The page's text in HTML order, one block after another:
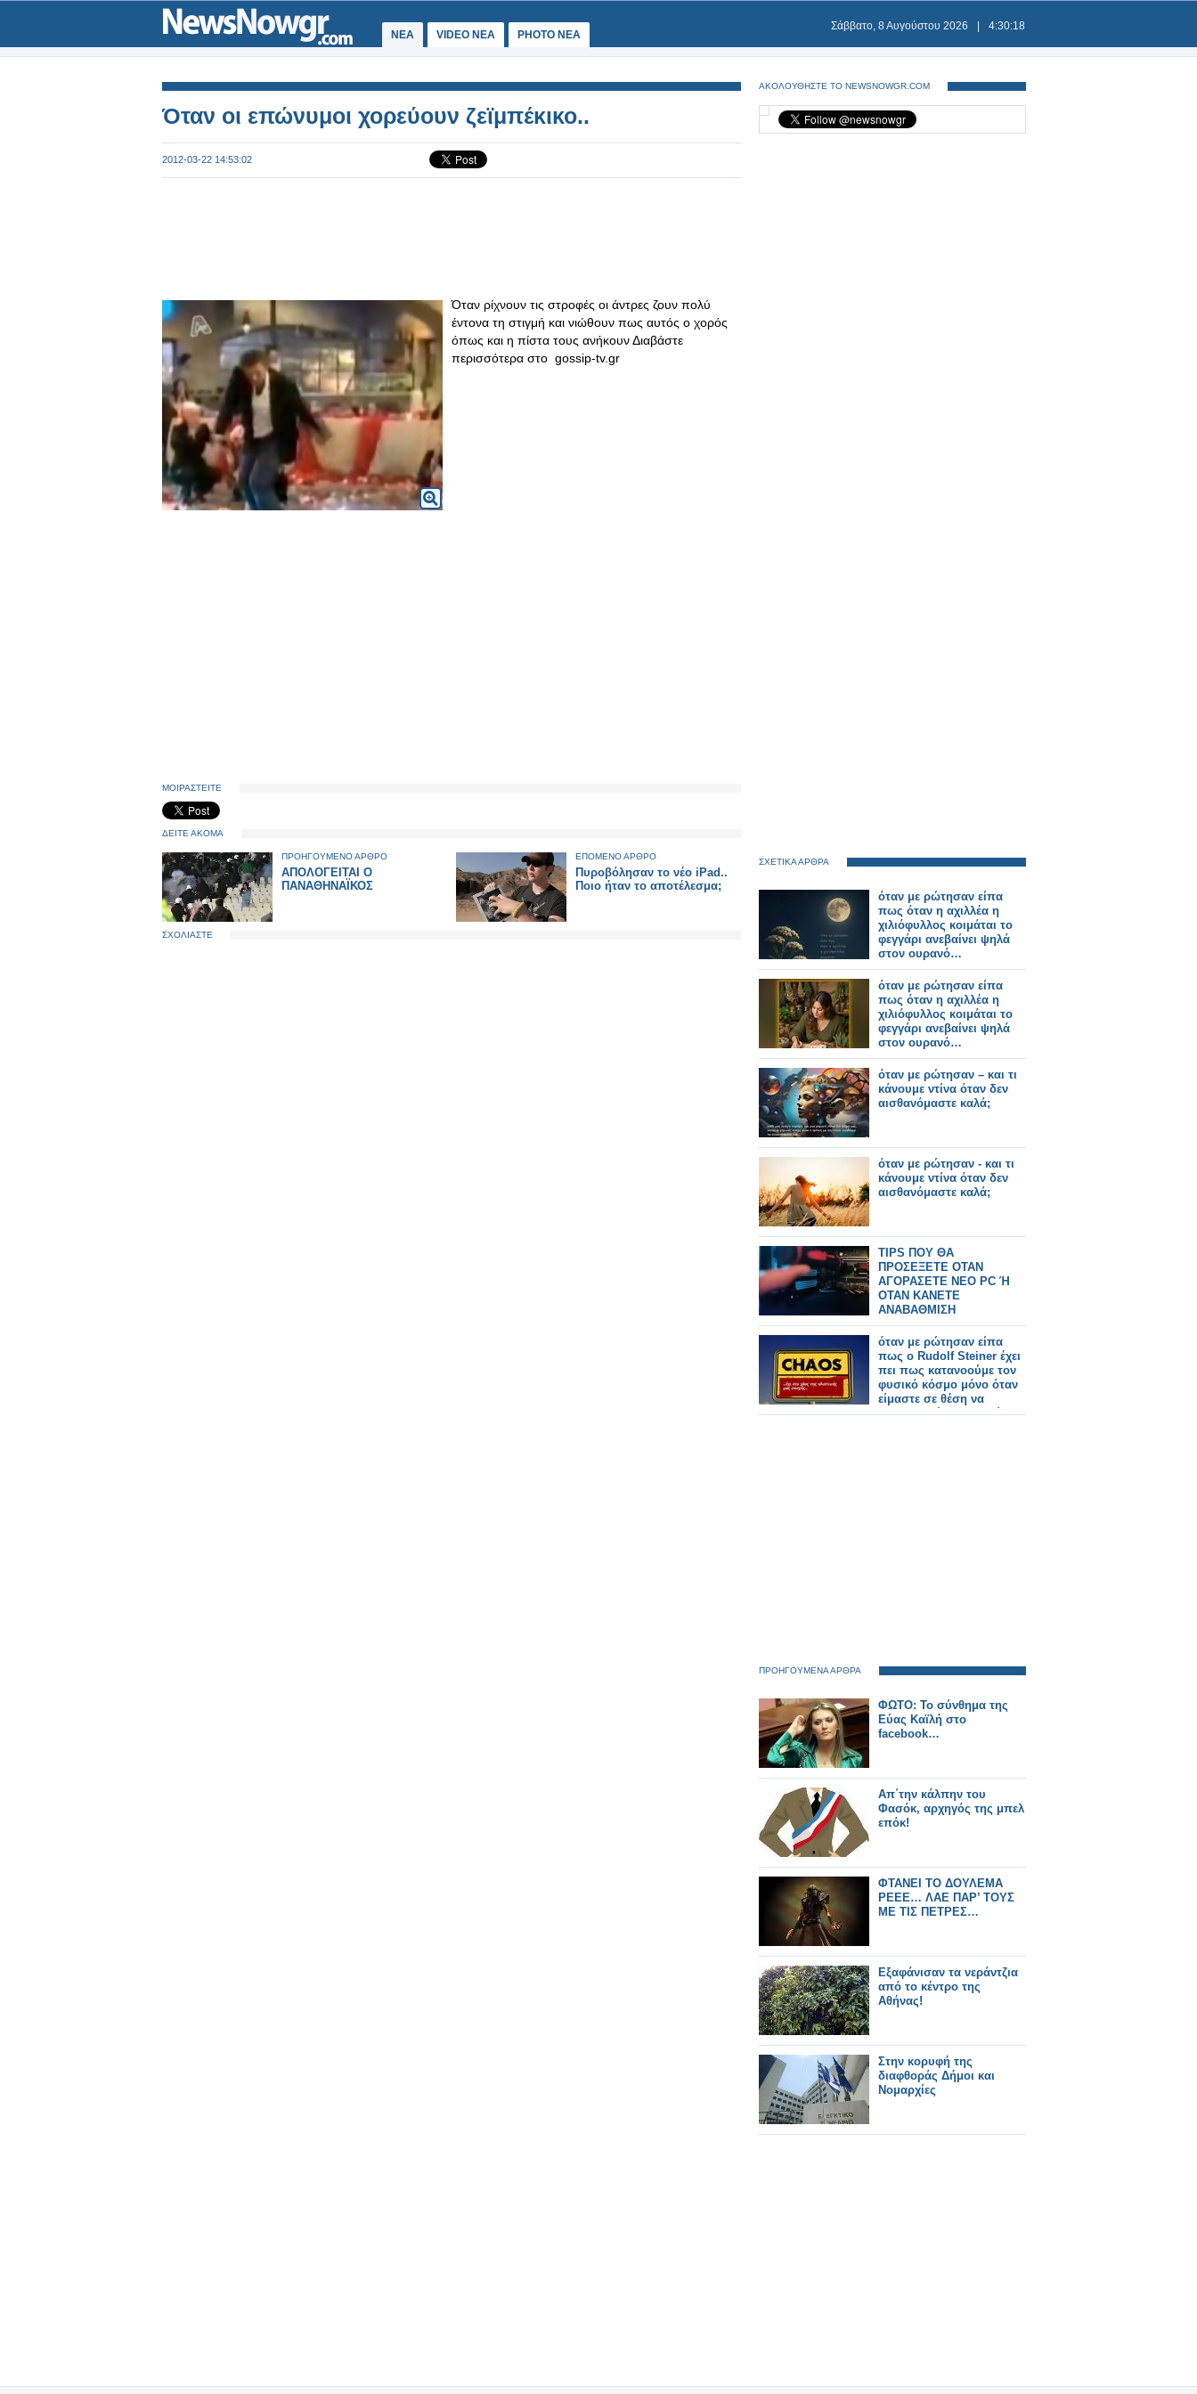
ΝΕΑ VIDEO NEA PHOTO NEA
Σάββατο, 8 Αυγούστου 2026 4:30:19
Όταν οι επώνυμοι χορεύουν ζεϊμπέκικο..
2012-03-22 14:53:02
Όταν ρίχνουν τις στροφές οι άντρες ζουν πολύ
έντονα τη στιγμή και νιώθουν πως αυτός ο χορός
όπως και η πίστα τους ανήκουν Διαβάστε
περισσότερα στο gossip-tv.gr
ΜΟΙΡΑΣΤΕΙΤΕ
ΔΕΙΤΕ ΑΚΟΜΑ
ΠΡΟΗΓΟΥΜΕΝΟ ΑΡΘΡΟ
ΑΠΟΛΟΓΕΙΤΑΙ Ο
ΠΑΝΑΘΗΝΑΪΚΟΣ
ΕΠΟΜΕΝΟ ΑΡΘΡΟ
Πυροβόλησαν το νέο iPad..
Ποιο ήταν το αποτέλεσμα;
ΣΧΟΛΙΑΣΤΕ
ΑΚΟΛΟΥΘΗΣΤΕ ΤΟ NEWSNOWGR.COM
ΣΧΕΤΙΚΑ ΑΡΘΡΑ
όταν με ρώτησαν είπα
πως όταν η αχιλλέα η
χιλιόφυλλος κοιμάται το
φεγγάρι ανεβαίνει ψηλά
στον ουρανό…
όταν με ρώτησαν είπα
πως όταν η αχιλλέα η
χιλιόφυλλος κοιμάται το
φεγγάρι ανεβαίνει ψηλά
στον ουρανό…
όταν με ρώτησαν – και τι
κάνουμε ντίνα όταν δεν
αισθανόμαστε καλά;
όταν με ρώτησαν - και τι
κάνουμε ντίνα όταν δεν
αισθανόμαστε καλά;
TIPS ΠΟΥ ΘΑ
ΠΡΟΣΕΞΕΤΕ ΟΤΑΝ
ΑΓΟΡΑΣΕΤΕ ΝΕΟ PC Ή
ΟΤΑΝ ΚΑΝΕΤΕ
ΑΝΑΒΑΘΜΙΣΗ
όταν με ρώτησαν είπα
πως ο Rudolf Steiner έχει
πει πως κατανοούμε τον
φυσικό κόσμο μόνο όταν
είμαστε σε θέση να
αντιληφθούμε το πνεύμα
ΠΡΟΗΓΟΥΜΕΝΑ ΑΡΘΡΑ
ΦΩΤΟ: Το σύνθημα της
Εύας Καϊλή στο
facebook…
Απ΄την κάλπην του
Φασόκ, αρχηγός της μπελ
επόκ!
ΦΤΑΝΕΙ ΤΟ ΔΟΥΛΕΜΑ
ΡΕΕΕ… ΛΑΕ ΠΑΡ’ ΤΟΥΣ
ΜΕ ΤΙΣ ΠΕΤΡΕΣ…
Εξαφάνισαν τα νεράντζια
από το κέντρο της
Αθήνας!
Στην κορυφή της
διαφθοράς Δήμοι και
Νομαρχίες